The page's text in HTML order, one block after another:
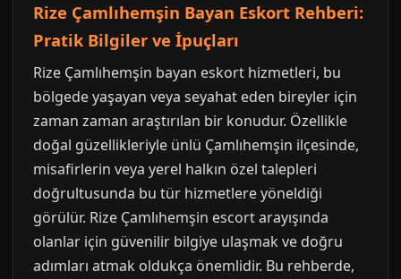
Rize Çamlıhemşin Bayan Eskort Rehberi:
Pratik Bilgiler ve İpuçları
Rize Çamlıhemşin bayan eskort hizmetleri, bu
bölgede yaşayan veya seyahat eden bireyler için
zaman zaman araştırılan bir konudur. Özellikle
doğal güzellikleriyle ünlü Çamlıhemşin ilçesinde,
misafirlerin veya yerel halkın özel talepleri
doğrultusunda bu tür hizmetlere yöneldiği
görülür. Rize Çamlıhemşin escort arayışında
olanlar için güvenilir bilgiye ulaşmak ve doğru
adımları atmak oldukça önemlidir. Bu rehberde,